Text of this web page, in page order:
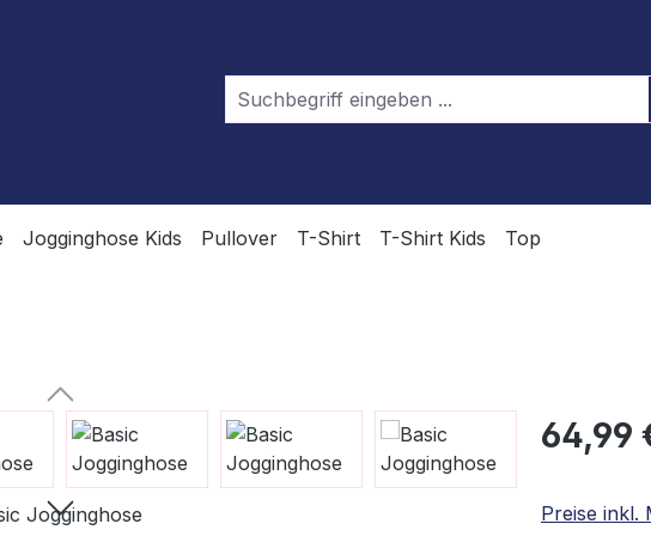
Jogginghose Kids Pullover T-Shirt T-Shirt Kids Top
Regulärer
64,99
Preise inkl.